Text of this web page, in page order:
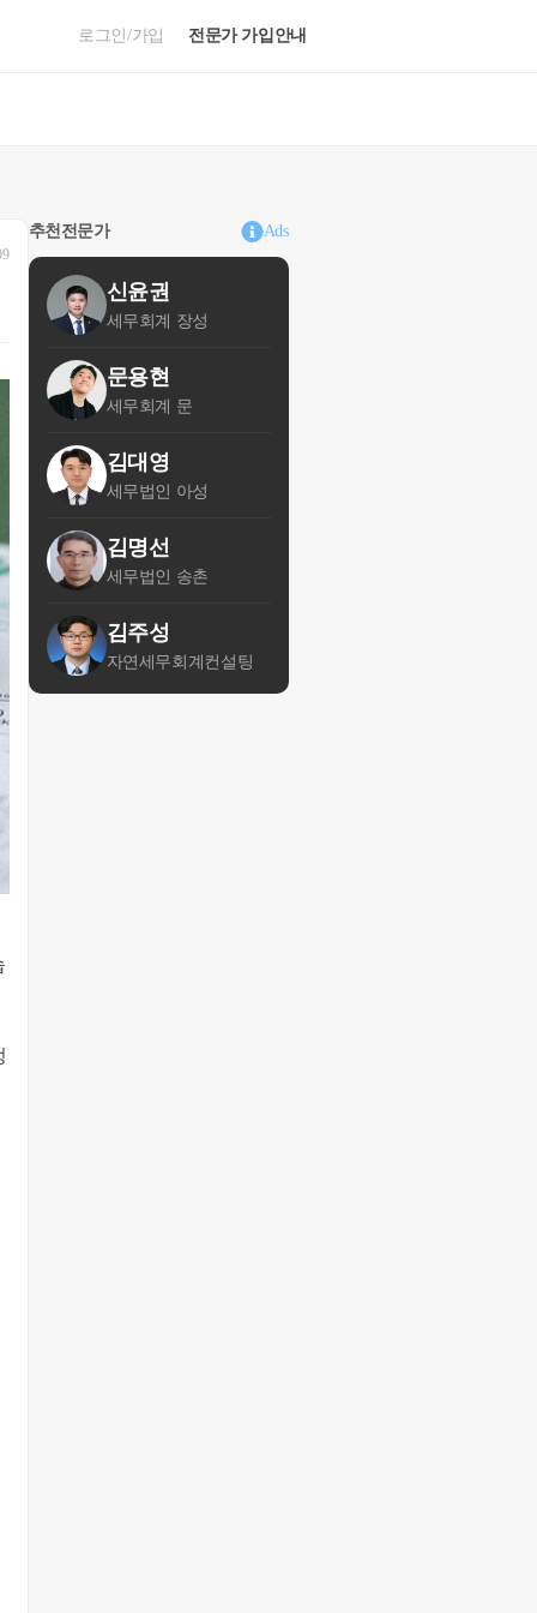
로그인/가입 전문가 가입안내
추천전문가 Ads
신윤권
세무회계 장성
문용현
세무회계 문
김대영
세무법인 아성
김명선
세무법인 송촌
김주성
자연세무회계컨설팅